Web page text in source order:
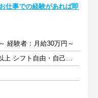
仕事での経験があれば即
経験者：月給30万円～
週5日以上 1日8時間以上 シフト自由・自己申告